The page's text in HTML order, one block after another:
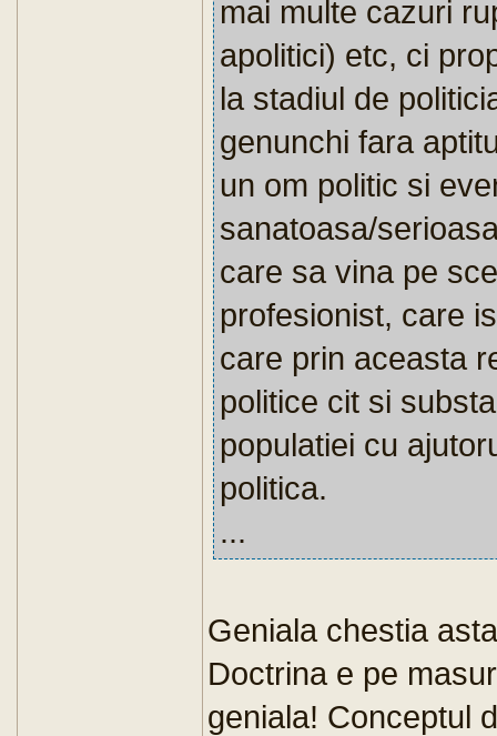
mai multe cazuri
apolitici) etc, ci
la stadiul de
genunchi fara
un om politic si
sanatoasa/
care sa vina pe
profesionist, care
care prin aceasta
politice cit si
populatiei cu
politica.
...
Geniala chestia
Doctrina e pe
geniala! Conceptul